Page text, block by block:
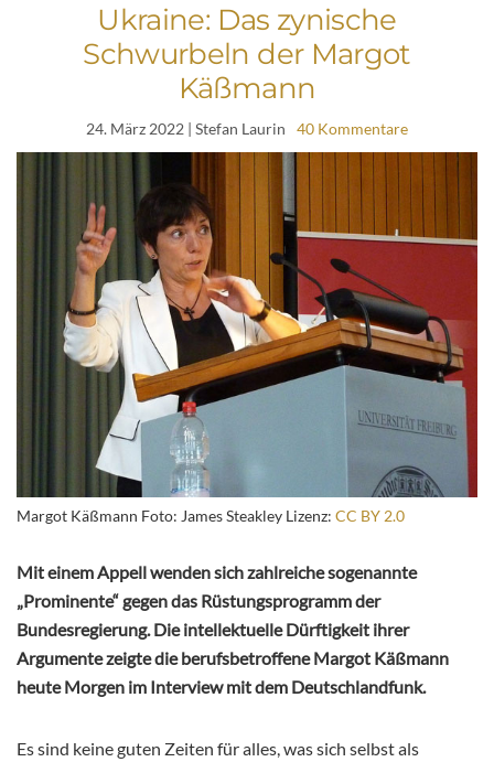
Ukraine: Das zynische
Schwurbeln der Margot
Käßmann
24. März 2022 | Stefan Laurin 40 Kommentare
Margot Käßmann Foto: James Steakley Lizenz: CC BY 2.0
Mit einem Appell wenden sich zahlreiche sogenannte
„Prominente“ gegen das Rüstungsprogramm der
Bundesregierung. Die intellektuelle Dürftigkeit ihrer
Argumente zeigte die berufsbetroffene Margot Käßmann
heute Morgen im Interview mit dem Deutschlandfunk.
Es sind keine guten Zeiten für alles, was sich selbst als